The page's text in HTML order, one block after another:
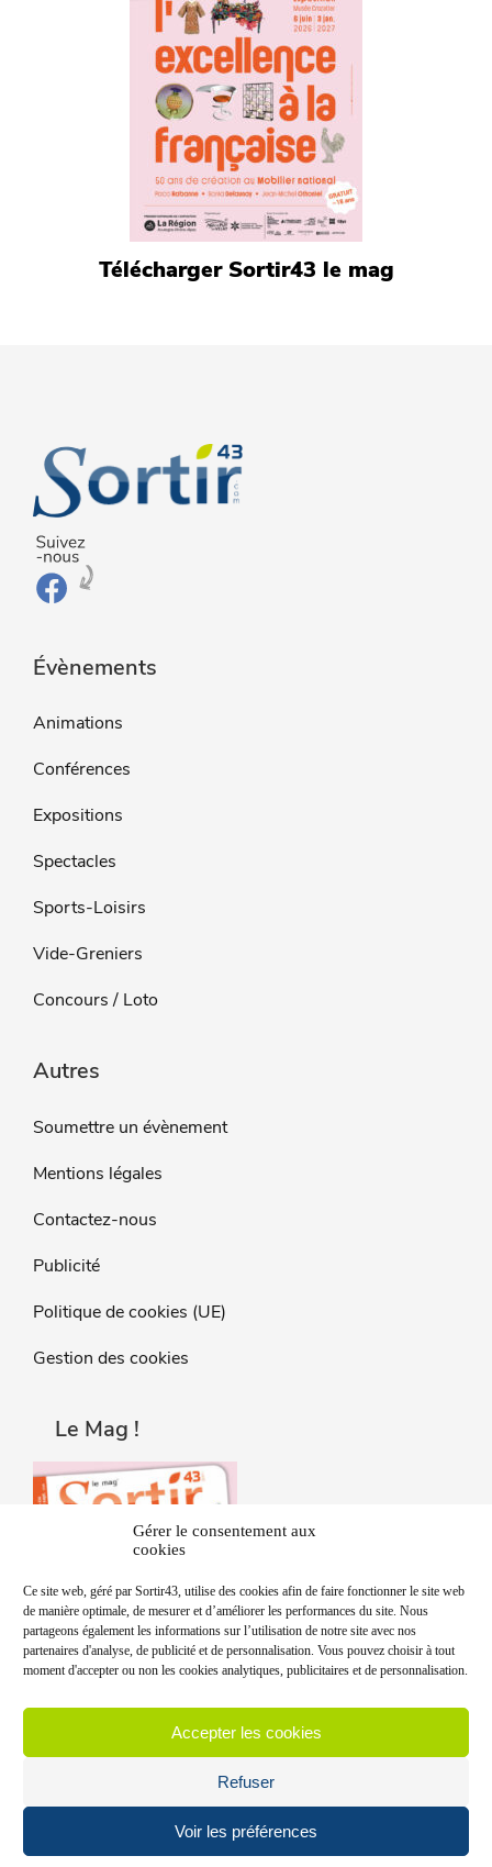
Gérer le consentement aux
cookies
Ce site web, géré par Sortir43, utilise des cookies afin de faire fonctionner le site web
de manière optimale, de mesurer et d’améliorer les performances du site. Nous
partageons également les informations sur l’utilisation de notre site avec nos
partenaires d'analyse, de publicité et de personnalisation. Vous pouvez choisir à tout
moment d'accepter ou non les cookies analytiques, publicitaires et de personnalisation.
Accepter les cookies
Refuser
Voir les préférences
Télécharger Sortir43 le mag
Évènements
Animations
Conférences
Expositions
Spectacles
Sports-Loisirs
Vide-Greniers
Concours / Loto
Autres
Soumettre un évènement
Mentions légales
Contactez-nous
Publicité
Politique de cookies (UE)
Gestion des cookies
Le Mag !